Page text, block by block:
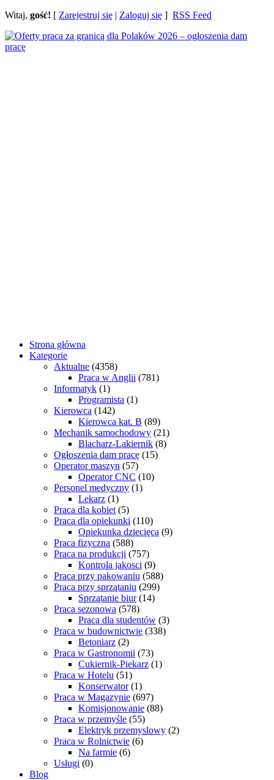
Witaj, gość! [ Zarejestruj się | Zaloguj się ] RSS Feed
Strona główna
Kategorie
Aktualne (4358)
Praca w Anglii (781)
Informatyk (1)
Programista (1)
Kierowca (142)
Kierowca kat. B (89)
Mechanik samochodowy (21)
Blacharz-Lakiernik (8)
Ogłoszenia dam pracę (15)
Operator maszyn (57)
Operator CNC (10)
Personel medyczny (1)
Lekarz (1)
Praca dla kobiet (5)
Praca dla opiekunki (110)
Opiekunka dziecięca (9)
Praca fizyczna (588)
Praca na produkcji (757)
Kontrola jakosci (9)
Praca przy pakowaniu (588)
Praca przy sprzątaniu (299)
Sprzątanie biur (14)
Praca sezonowa (578)
Praca dla studentów (3)
Praca w budownictwie (338)
Betoniarz (2)
Praca w Gastronomii (73)
Cukiernik-Piekarz (1)
Praca w Hotelu (51)
Konserwator (1)
Praca w Magazynie (697)
Komisjonowanie (88)
Praca w przemyśle (55)
Elektryk przemyslowy (2)
Praca w Rolnictwie (6)
Na farmie (6)
Usługi (0)
Blog